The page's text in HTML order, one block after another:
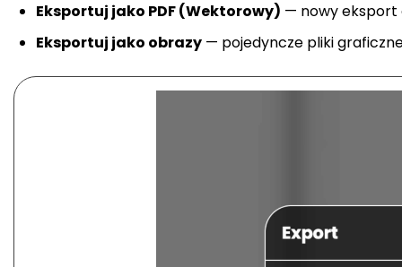
Eksportuj jako PDF (Wektorowy) — nowy eksport
Eksportuj jako obrazy — pojedyncze pliki